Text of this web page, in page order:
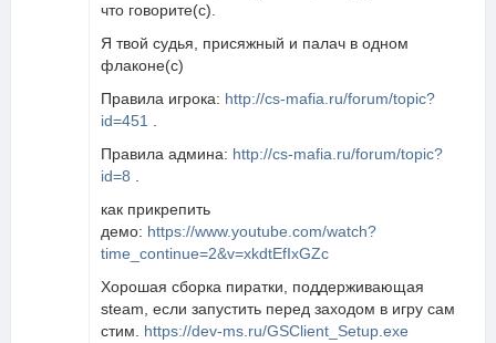
что говорите(с).
Я твой судья, присяжный и палач в одном
флаконе(с)
Правила игрока: http://cs-mafia.ru/forum/topic?
id=451
Правила админа: http://cs-mafia.ru/forum/topic?
id=8
как прикрепить
демо: https://www.youtube.com/watch?
time_continue=2&v=xkdtEfIxGZc
Хорошая сборка пиратки, поддерживающая
steam, если запустить перед заходом в игру сам
стим. https://dev-ms.ru/GSClient_Setup.exe